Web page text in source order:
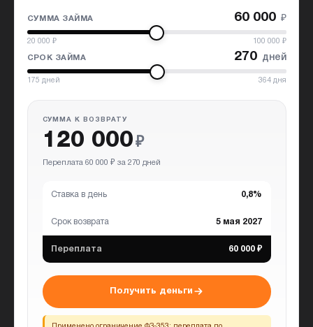
СУММА ЗАЙМА 60 000 ₽
20 000 ₽ 100 000 ₽
СРОК ЗАЙМА 270 дней
175 дней 364 дня
СУММА К ВОЗВРАТУ
120 000 ₽
Переплата 60 000 ₽ за 270 дней
Ставка в день 0,8%
Срок возврата 5 мая 2027
Переплата 60 000 ₽
Получить деньги